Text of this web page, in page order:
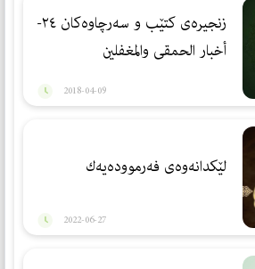
زنجیرەی کتێب و سەرچاوەکان ٢٤-
أخبار الحمقى والمغفلين
2018-04-09
لێكدانەوەی فەرموودەیەك
2022-06-27